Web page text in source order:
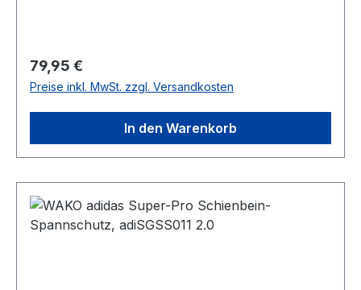
Regulärer Preis:
79,95 €
Preise inkl. MwSt. zzgl. Versandkosten
In den Warenkorb